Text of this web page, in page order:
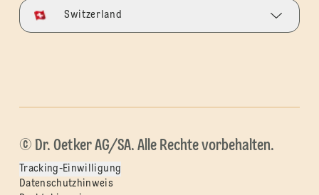
Switzerland
© Dr. Oetker AG/SA. Alle Rechte vorbehalten.
Tracking-Einwilligung
Datenschutzhinweis